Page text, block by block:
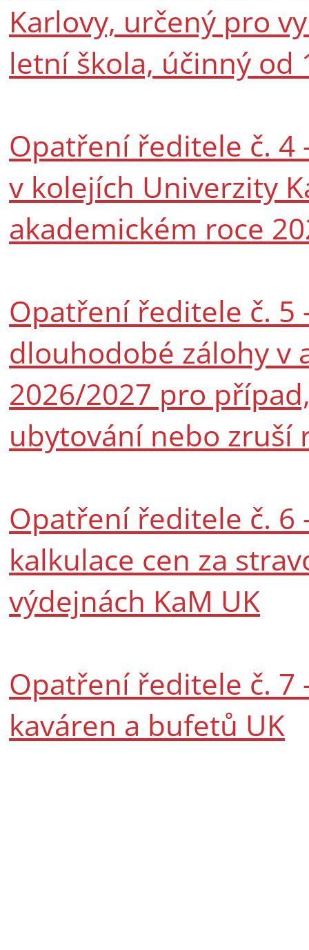
Karlovy, určený pro
letní škola, účinný od
Opatření ředitele č.
v kolejích Univerzity
akademickém roce
Opatření ředitele č. 5
dlouhodobé zálohy v
2026/2027 pro
ubytování nebo zruší
Opatření ředitele č. 6
kalkulace cen za
výdejnách KaM UK
Opatření ředitele č. 7
kaváren a bufetů UK